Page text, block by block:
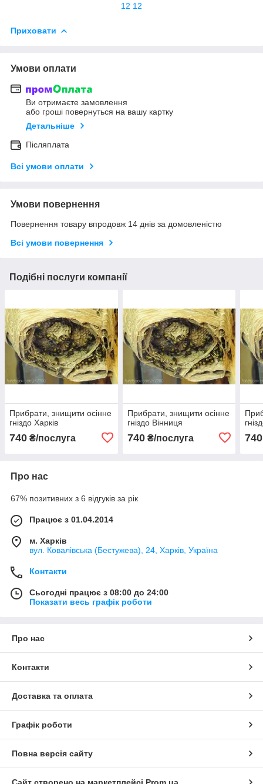
12 12
Приховати
Умови оплати
Ви отримаєте замовлення
або гроші повернуться на вашу картку
Детальніше
Післяплата
Всі умови оплати
Умови повернення
Повернення товару впродовж 14 днів за домовленістю
Всі умови повернення
Подібні послуги компанії
Прибрати, знищити осінне
гніздо Харків
740 ₴/послуга
Прибрати, знищити осінне
гніздо Вінниця
740₴/послуга 740
Про нас
67% позитивних з 6 відгуків за рік
Працює з 01.04.2014
м. Харків
вул. Ковалівська (Бестужева), 24, Харків, Україна
Контакти
Сьогодні працює з 08:00 до 24:00
Показати весь графік роботи
Про нас
Контакти
Доставка та оплата
Графік роботи
Повна версія сайту